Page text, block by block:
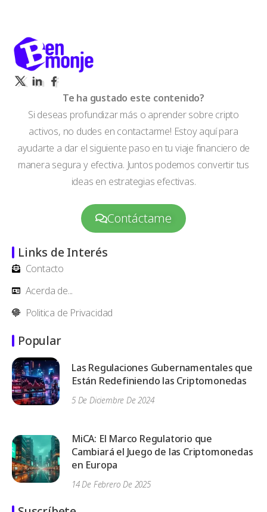
Te ha gustado este contenido?
Si deseas profundizar más o aprender sobre cripto
activos, no dudes en contactarme! Estoy aquí para
ayudarte a dar el siguiente paso en tu viaje financiero de
manera segura y efectiva. Juntos podemos convertir tus
ideas en estrategias efectivas.
Contáctame
Links de Interés
Contacto
Acerda de...
Politica de Privacidad
Popular
Las Regulaciones Gubernamentales que
Están Redefiniendo las Criptomonedas
5 De Diciembre De 2024
MiCA: El Marco Regulatorio que
Cambiará el Juego de las Criptomonedas
en Europa
14 De Febrero De 2025